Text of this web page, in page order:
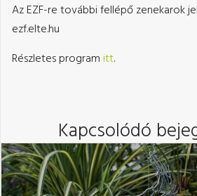
Az EZF-re további fellépő zenekarok
ezf.elte.hu
Részletes programitt.
Kapcsolódó